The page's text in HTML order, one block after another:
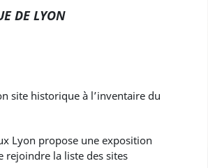
DE LYON
site historique à l’inventaire du
Lyon propose une exposition
rejoindre la liste des sites